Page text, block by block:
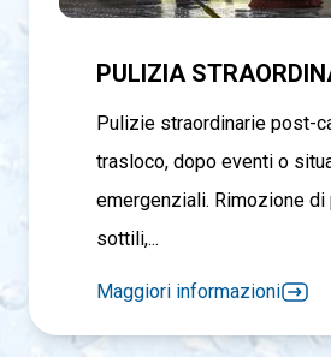
PULIZIA
Pulizie straordinarie post-
trasloco, dopo eventi o
emergenziali. Rimozione di
sottili,...
Maggiori informazioni